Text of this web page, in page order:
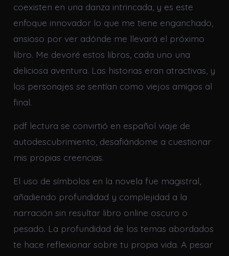
coexisten en una danza intrincada, y es este
enfoque innovador lo que me tiene enganchado,
ansioso por ver adónde me llevará el próximo
libro. Me devoré estos libros, cada uno una
deliciosa aventura. Las historias eran atractivas, y
los personajes se sentían como viejos amigos al
final.
pdf lectura se convirtió en español viaje de
autodescubrimiento, desafiándome a cuestionar
mis propias creencias.
El uso de símbolos en la novela fue magistral,
añadiendo profundidad y complejidad a la
narración sin resultar libro online​ oscuro o
pesado. La profundidad de los temas abordados
te hace reflexionar sobre tu propia vida. A pesar